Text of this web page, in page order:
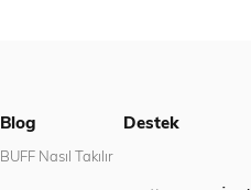
Blog
BUFF Nasıl Takılır
Destek